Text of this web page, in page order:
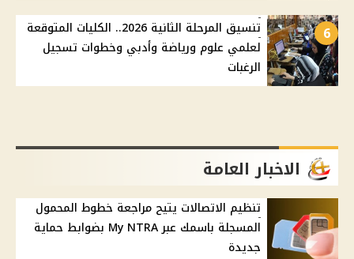
6
تنسيق المرحلة الثانية 2026.. الكليات المتوقعة
لعلمي علوم ورياضة وأدبي وخطوات تسجيل
الرغبات
الاخبار العامة
تنظيم الاتصالات يتيح مراجعة خطوط المحمول
المسجلة باسمك عبر My NTRA بضوابط حماية
جديدة